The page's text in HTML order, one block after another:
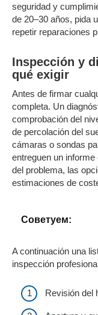
seguridad y
de 20–30 años, pida
repetir reparaciones
Inspección y
qué exigir
Antes de firmar
completa. Un
comprobación del
de percolación del
cámaras o sondas
entreguen un
del problema, las
estimaciones de
Cоветуем:
A continuación una
inspección
Revisión del